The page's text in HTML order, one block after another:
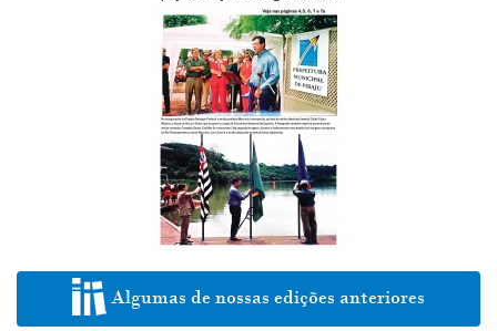
Algumas de nossas edições anteriores